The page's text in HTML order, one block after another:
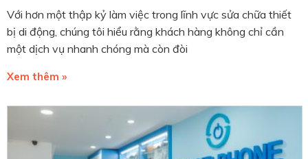
Với hơn một thập kỷ làm việc trong lĩnh vực sửa chữa thiết
bị di động, chúng tôi hiểu rằng khách hàng không chỉ cần
một dịch vụ nhanh chóng mà còn đòi
Xem thêm »